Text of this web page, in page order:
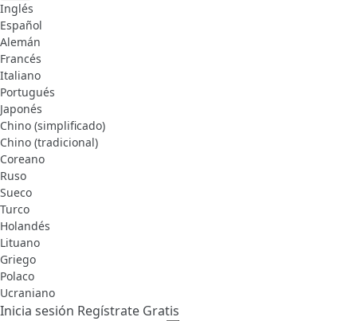
Inglés
Español
Alemán
Francés
Italiano
Portugués
Japonés
Chino (simplificado)
Chino (tradicional)
Coreano
Ruso
Sueco
Turco
Holandés
Lituano
Griego
Polaco
Ucraniano
Inicia sesión Regístrate Gratis